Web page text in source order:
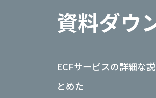
資料ダウ
ECFサービスの詳細な
とめた